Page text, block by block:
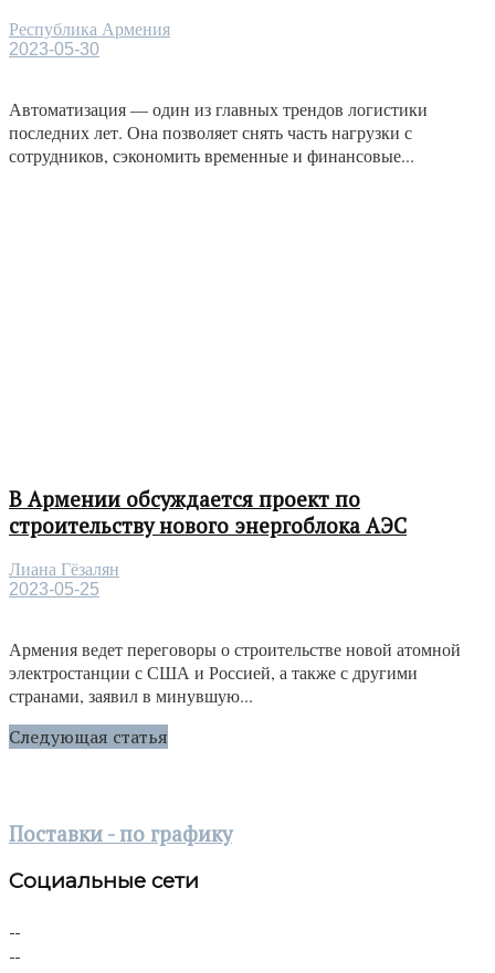
Республика Армения
2023-05-30
Автоматизация — один из главных трендов логистики
последних лет. Она позволяет снять часть нагрузки с
сотрудников, сэкономить временные и финансовые...
В Армении обсуждается проект по
строительству нового энергоблока АЭС
Лиана Гёзалян
2023-05-25
Армения ведет переговоры о строительстве новой атомной
электростанции с США и Россией, а также с другими
странами, заявил в минувшую...
Следующая статья
Поставки - по графику
Социальные сети